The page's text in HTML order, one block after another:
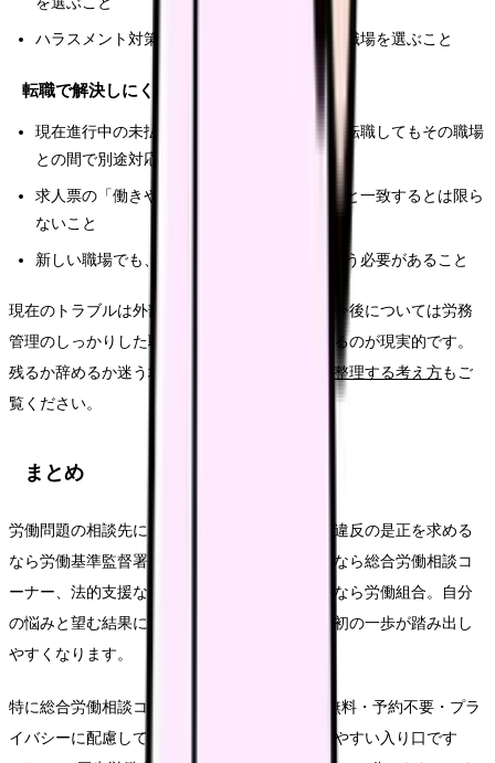
ハラスメント対策や通報窓口が機能している職場を選ぶこと
転職で解決しにくいこと
現在進行中の未払い賃金や退職トラブルは、転職してもその職場
との間で別途対応が必要なこと
求人票の「働きやすい」が、労務管理の実態と一致するとは限ら
ないこと
新しい職場でも、労働条件の確認は自分で行う必要があること
現在のトラブルは外部窓口で解決を図りつつ、今後については労務
管理のしっかりした職場を選ぶ、と分けて考えるのが現実的です。
残るか辞めるか迷う場合は
辞めるか続けるかを整理する考え方もご
覧ください。
まとめ
労働問題の相談先には役割の違いがあります。違反の是正を求める
なら労働基準監督署、まず中立的に相談したいなら総合労働相談コ
ーナー、法的支援なら法テラス、職場との交渉なら労働組合。自分
の悩みと望む結果に合わせて窓口を選べば、最初の一歩が踏み出し
やすくなります。
特に総合労働相談コーナーは、全国378か所で無料・予約不要・プラ
イバシーに配慮して相談に乗ってくれる、入りやすい入り口です